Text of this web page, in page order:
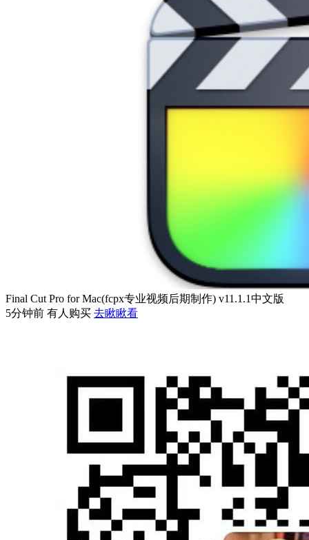
Final Cut Pro for Mac(fcpx专业视频后期制作) v11.1.1中文版
5分钟前 有人购买 去瞅瞅看